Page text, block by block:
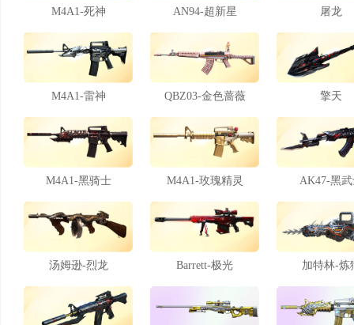
M4A1-死神 AN94-超新星 屠龙
M4A1-雷神 QBZ03-金色蔷薇 擎天
M4A1-黑骑士 M4A1-玫瑰精灵 AK47-黑武
汤姆逊-烈龙 Barrett-极光 加特林-炼